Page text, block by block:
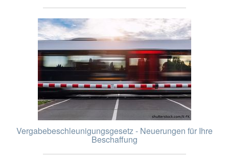
Vergabebeschleunigungsgesetz - Neuerungen für Ihre
Beschaffung